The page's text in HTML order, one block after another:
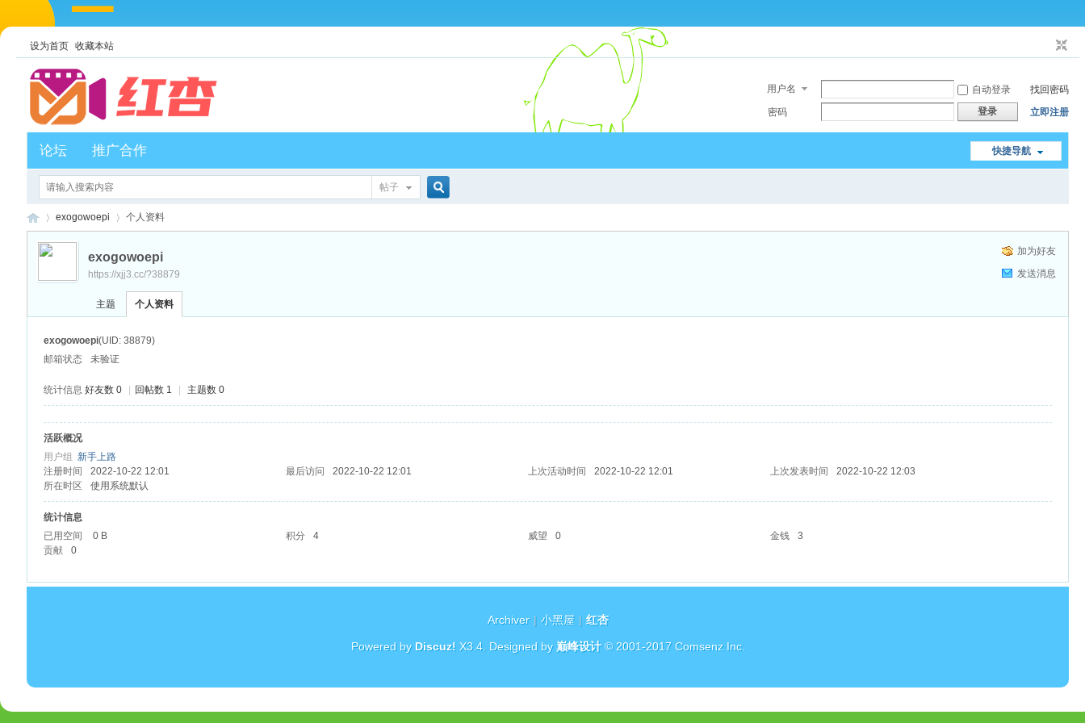
设为首页 收藏本站
用户名 自动登录
找回密码
密码
登录 立即注册
快捷导航
论坛 推广合作
帖子
›
exogowoepi 个人资料
加为好友
发送消息
exogowoepi
https://xjj3.cc/?38879
主题 个人资料
exogowoepi(UID: 38879)
邮箱状态
未验证
统计信息 好友数 0 回帖数 1 主题数 0
活跃概况
用户组新手上路
注册时间
2022-10-22 12:01 最后访问 2022-10-22 12:01 上次活动时间 2022-10-22 12:01 上次发表时间
2022-10-22 12:03
所在时区
使用系统默认
统计信息
已用空间
0 B 积分 4 威望 0 金钱
3
贡献
0
Archiver | 小黑屋 | 红杏
Powered by Discuz! X3.4. Designed by巅峰设计© 2001-2017 Comsenz Inc.